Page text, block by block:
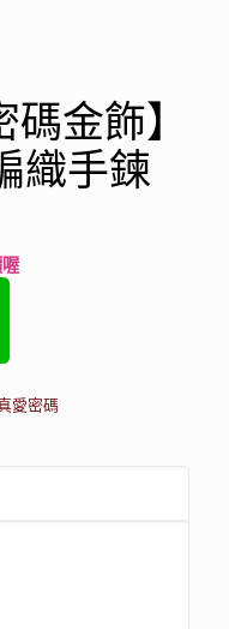
碼金飾】
織手鍊
愛密碼